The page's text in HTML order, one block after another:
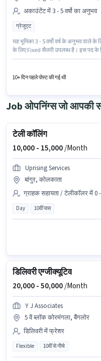
अकाउंटेंट में 3 - 5 वर्षो का अनुभव
ग्रेजुएट
यह भूमिका 3 - 5 वर्षो वर्ष के अनुभव वाले
के लिए Fixed सैलरी उपलब्ध है। इस पद के
10+ दिन पहले पोस्ट की गई थी
Job ओपनिंग्स जो आपकी
टेली कॉलिंग
10,000 - 15,000/Month
Uprising Services
बांगुर, कोलकाता
ग्राहक सहायता / टेलीकॉलर में 0
Day 10वीं पास
डिलिवरी एग्जीक्यूटिव
20,000 -50,000/Month
Y J Associates
5 वें ब्लॉक कोरमंगला, बैंगलोर
डिलिवरी में फ्रेशर
Flexible 10वीं से नीचे